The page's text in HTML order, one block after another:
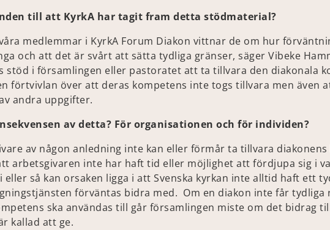
till att KyrkA har tagit fram detta stödmaterial?
medlemmar i KyrkA Forum Diakon vittnar de om hur
och att det är svårt att sätta tydliga gränser, säger Vibeke
stöd i församlingen eller pastoratet att ta tillvara den diakonala
förtvivlan över att deras kompetens inte togs tillvara men även
andra uppgifter.
av detta? För organisationen och för individen?
av någon anledning inte kan eller förmår ta tillvara diakonens
arbetsgivaren inte har haft tid eller möjlighet att fördjupa sig i
eller så kan orsaken ligga i att Svenska kyrkan inte alltid haft ett
förväntas bidra med. Om en diakon inte får tydliga
ska användas till går församlingen miste om det bidrag
kallad att ge.